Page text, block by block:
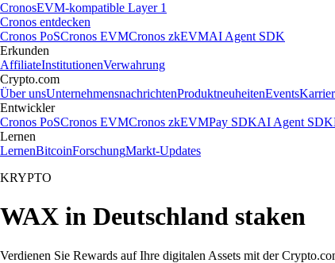
CronosEVM-kompatible Layer 1
Cronos entdecken
Cronos PoSCronos EVMCronos zkEVMAI Agent SDK
Erkunden
AffiliateInstitutionenVerwahrung
Crypto.com
Über unsUnternehmensnachrichtenProduktneuheitenEvents
Entwickler
Cronos PoSCronos EVMCronos zkEVMPay SDKAI Agent SDK
Lernen
LernenBitcoinForschungMarkt-Updates
KRYPTO
WAX in Deutschland staken
Verdienen Sie Rewards auf Ihre digitalen Assets mit der